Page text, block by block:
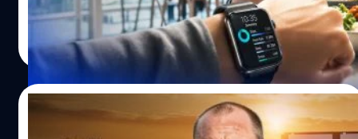
กลไกการตอบสนองของร่างกายนิดหน่อยเพื่อลดการเกิดแผล
เป็น มันก็สร้างประโยชน์ได้มหาศาลแล้ว" ทางแยกของ
บาดแผล 'แผลเป็น' หรือ 'งอกใหม่' ? ปกติแล้วถ้าเวลาเนื้อเยื่อ
เราฉีกขาด ร่างกายจะเปิดโหมดซ่อมแซมฉุกเฉินทันที เกล็ด
เลือดจะสร้างลิ่มเลือด เม็ดเลือดขาวก็จะรีบมาเคลียร์เซลล์ที่
ตาย และร่างกายจะส่งสัญญาณเรียกเซลล์ที่ชื่อ 'ไฟโบรบลา
สต์' (Fibroblasts) เข้ามาจัดการ เซลล์พวกนี้จะรีบปิดแผลให้
วัดที่แม่นยำขึ้น ครอบคลุมตั้งแต่การออกกำลังกาย ไปจนถึง
อาหารการกิน สถิติหรือข้อมูลพวกนี้มีคนนิยามคำใหม่เพื่อ
เรียกคนที่ติดมัน โดยมีชื่อเรียกอย่างไม่เป็นทางการว่า
Dataism Dataism คืออะไร ? ก่อนอื่นต้องทำความเข้าใจก่อน
ว่า Dataism คืออะไร ? Dataism หรือ 'ลัทธิข้อมูล' เป็นแนวคิด
ที่ถูกพูดถึงอย่างกว้างขวางโดยนักประวัติศาสตร์ ยูวัล โนอาห์
อมลวรรณ ศรัทธานนท์| 49 days ago
Read More